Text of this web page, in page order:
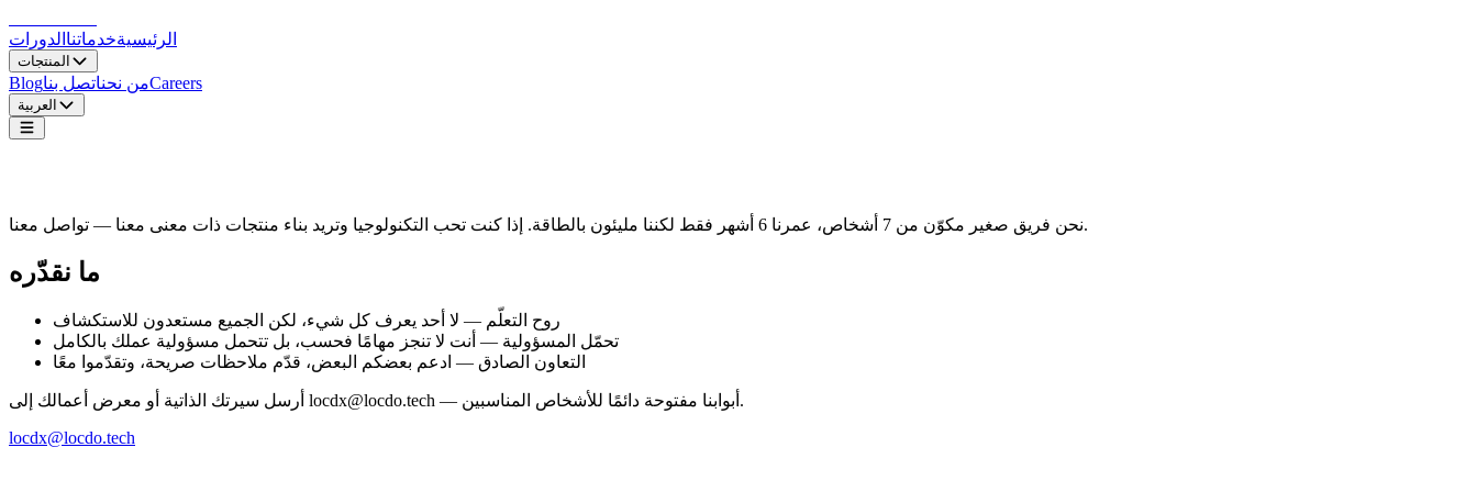
الرئيسيةخدماتنا الدورات
المنتجات
Blog من نحناتصل بنا Careers
العربية
نحن فريق صغير مكوّن من 7 أشخاص، عمرنا 6 أشهر فقط لكننا مليئون بالطاقة. إذا كنت تحب التكنولوجيا وتريد بناء منتجات ذات معنى معنا — تواصل معنا.
ما نقدّره
روح التعلّم — لا أحد يعرف كل شيء، لكن الجميع مستعدون للاستكشاف
تحمّل المسؤولية — أنت لا تنجز مهامًا فحسب، بل تتحمل مسؤولية عملك بالكامل
التعاون الصادق — ادعم بعضكم البعض، قدّم ملاحظات صريحة، وتقدّموا معًا
أرسل سيرتك الذاتية أو معرض أعمالك إلى locdx@locdo.tech — أبوابنا مفتوحة دائمًا للأشخاص المناسبين.
locdx@locdo.tech